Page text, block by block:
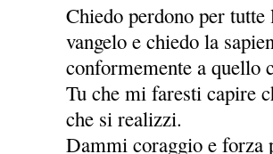
Chiedo perdono per
vangelo e chiedo la
conformemente a quello
Tu che mi faresti capire
che si realizzi.
Dammi coraggio e forza